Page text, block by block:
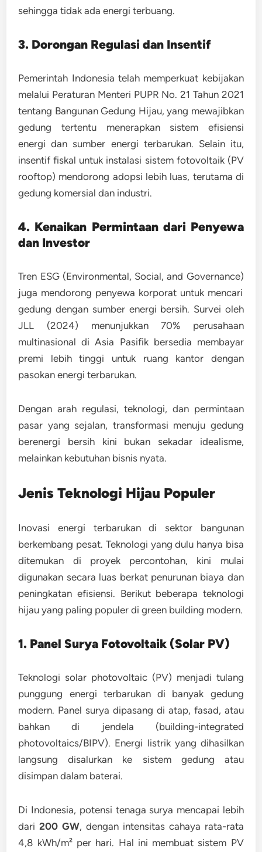
sehingga tidak ada energi terbuang.
3. Dorongan Regulasi dan Insentif
Pemerintah Indonesia telah memperkuat kebijakan
melalui Peraturan Menteri PUPR No. 21 Tahun 2021
tentang Bangunan Gedung Hijau, yang mewajibkan
gedung tertentu menerapkan sistem efisiensi
energi dan sumber energi terbarukan. Selain itu,
insentif fiskal untuk instalasi sistem fotovoltaik (PV
rooftop) mendorong adopsi lebih luas, terutama di
gedung komersial dan industri.
4. Kenaikan Permintaan dari Penyewa
dan Investor
Tren ESG (Environmental, Social, and Governance)
juga mendorong penyewa korporat untuk mencari
gedung dengan sumber energi bersih. Survei oleh
JLL (2024) menunjukkan 70% perusahaan
multinasional di Asia Pasifik bersedia membayar
premi lebih tinggi untuk ruang kantor dengan
pasokan energi terbarukan.
Dengan arah regulasi, teknologi, dan permintaan
pasar yang sejalan, transformasi menuju gedung
berenergi bersih kini bukan sekadar idealisme,
melainkan kebutuhan bisnis nyata.
Jenis Teknologi Hijau Populer
Inovasi energi terbarukan di sektor bangunan
berkembang pesat. Teknologi yang dulu hanya bisa
ditemukan di proyek percontohan, kini mulai
digunakan secara luas berkat penurunan biaya dan
peningkatan efisiensi. Berikut beberapa teknologi
hijau yang paling populer di green building modern.
1. Panel Surya Fotovoltaik (Solar PV)
Teknologi solar photovoltaic (PV) menjadi tulang
punggung energi terbarukan di banyak gedung
modern. Panel surya dipasang di atap, fasad, atau
bahkan di jendela (building-integrated
photovoltaics/BIPV). Energi listrik yang dihasilkan
langsung disalurkan ke sistem gedung atau
disimpan dalam baterai.
Di Indonesia, potensi tenaga surya mencapai lebih
dari200 GW, dengan intensitas cahaya rata-rata
4,8 kWh/m² per hari. Hal ini membuat sistem PV